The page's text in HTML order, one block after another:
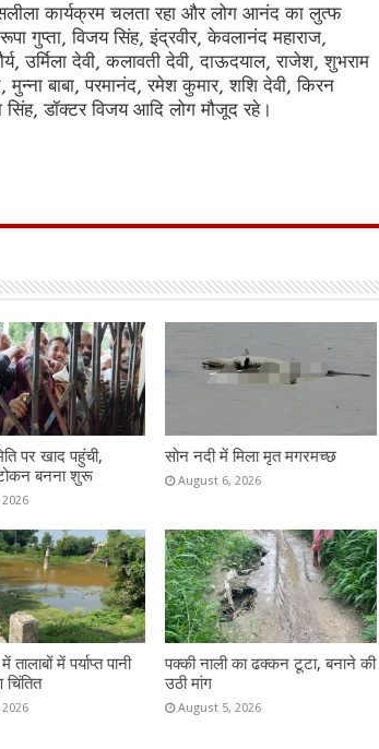
कार्यक्रम चलता रहा और लोग आनंद का लुत्फ
गुप्ता, विजय सिंह, इंद्रवीर, केवलानंद महाराज,
उर्मिला देवी, कलावती देवी, दाऊदयाल, राजेश, शुभराम
मुन्ना बाबा, परमानंद, रमेश कुमार, शशि देवी, किरन
सिंह, डॉक्टर विजय आदि लोग मौजूद रहे।
पर खाद पहुंची,
बनना शुरू
सोन नदी में मिला मृत मगरमच्छ
August 6, 2026
तालाबों में पर्याप्त पानी
चिंतित
पक्की नाली का ढक्कन टूटा, बनाने की
उठी मांग
August 5, 2026